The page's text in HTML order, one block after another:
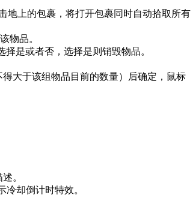
上的包裹，将打开包裹同时自动拾取所有
物品。
是或者否，选择是则销毁物品。
大于该组物品目前的数量）后确定，鼠标
。
却倒计时特效。